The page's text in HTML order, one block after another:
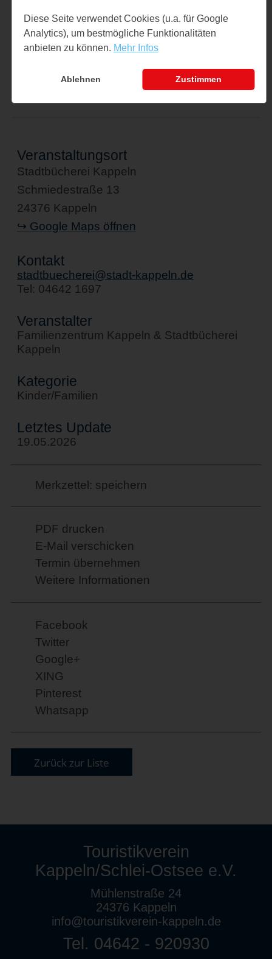
Preise
kostenlos
stadtbuecherei-kappeln.de
Veranstaltungsort
Stadtbücherei Kappeln
Schmiedestraße 13
24376 Kappeln
↪ Google Maps öffnen
Kontakt
stadtbuecherei@stadt-kappeln.de
Tel: 04642 1697
Veranstalter
Familienzentrum Kappeln & Stadtbücherei
Kappeln
Kategorie
Kinder/Familien
Letztes Update
19.05.2026
Merkzettel: speichern
PDF drucken
E-Mail verschicken
Termin übernehmen
Weitere Informationen
Facebook
Twitter
Google+
XING
Pinterest
Whatsapp
Zurück zur Liste
Touristikverein
Kappeln/Schlei-Ostsee e.V.
Mühlenstraße 24
24376 Kappeln
info@touristikverein-kappeln.de
Tel. 04642 - 920930
Diese Seite verwendet Cookies (u.a. für Google
Analytics), um bestmögliche Funktionalitäten
anbieten zu können. Mehr Infos
Ablehnen Zustimmen